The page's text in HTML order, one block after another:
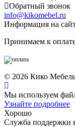
Обратный звонок
info@kikomebel.ru
Информация на
Принимаем к
© 2026 Кико Мебель
Мы используем
Узнайте подробнее
Хорошо
Служба поддержки